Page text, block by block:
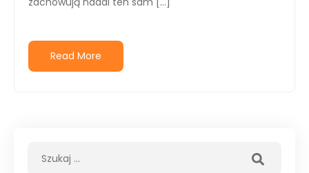
Read More